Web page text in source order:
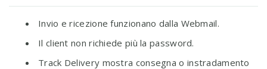
Invio e ricezione funzionano dalla Webmail.
Il client non richiede più la password.
Track Delivery mostra consegna o instradamento